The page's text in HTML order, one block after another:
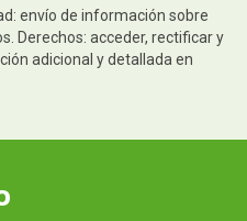
envío de información sobre
Derechos: acceder, rectificar y
adicional y detallada en